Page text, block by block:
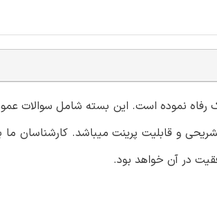
رفاه نموده است. این بسته شامل سوالات
و قابلیت پرینت میباشد. کارشناسان ما
در آن خواهد بود.